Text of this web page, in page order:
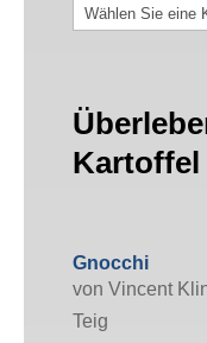
R
e
p
t
t
e
g
Kartoffel
Gnocchi
von Vincent
Teig